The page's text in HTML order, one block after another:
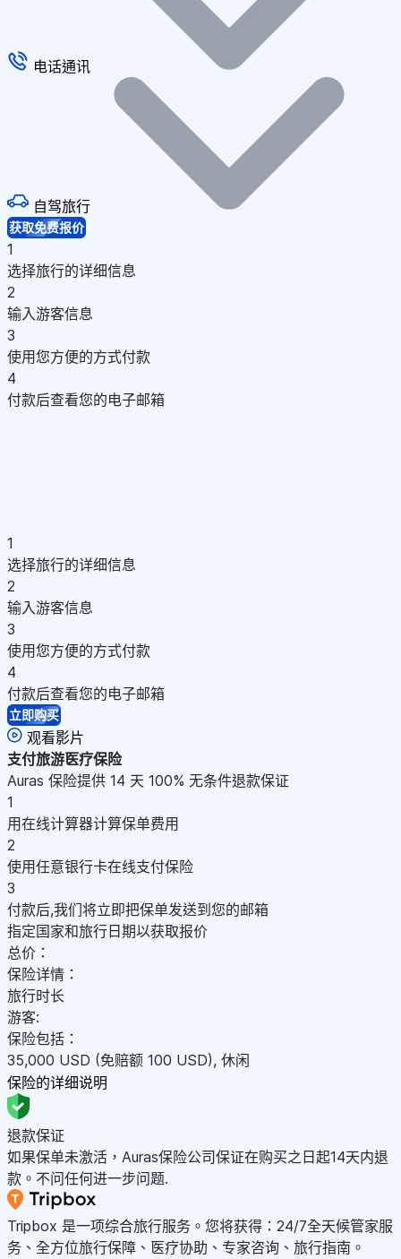
电话通讯
自驾旅行
获取免费报价
1
选择旅行的详细信息
2
输入游客信息
3
使用您方便的方式付款
4
付款后查看您的电子邮箱
1
选择旅行的详细信息
2
输入游客信息
3
使用您方便的方式付款
4
付款后查看您的电子邮箱
立即购买
观看影片
支付旅游医疗保险
Auras 保险提供 14 天 100% 无条件退款保证
1
用在线计算器计算保单费用
2
使用任意银行卡在线支付保险
3
付款后,我们将立即把保单发送到您的邮箱
指定国家和旅行日期以获取报价
总价：
保险详情：
旅行时长
游客:
保险包括：
35,000 USD (免赔额 100 USD), 休闲
保险的详细说明
退款保证
如果保单未激活，Auras保险公司保证在购买之日起14天内退
款。不问任何进一步问题.
Tripbox 是一项综合旅行服务。您将获得：24/7全天候管家服
务、全方位旅行保障、医疗协助、专家咨询、旅行指南。